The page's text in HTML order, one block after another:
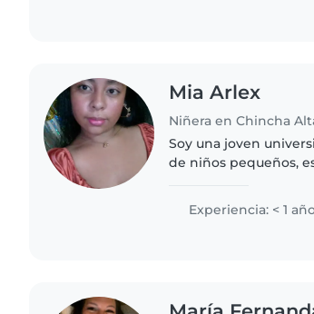
Mia Arlex
Niñera en Chincha
Soy una joven
de niños pequeños,
Experiencia: < 1